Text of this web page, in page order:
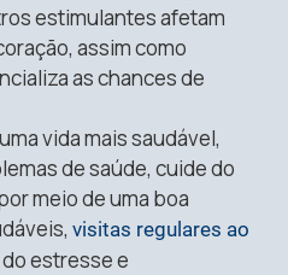
estimulantes afetam
assim como
as chances de
vida mais saudável,
de saúde, cuide do
meio de uma boa
visitas regulares ao
estresse e